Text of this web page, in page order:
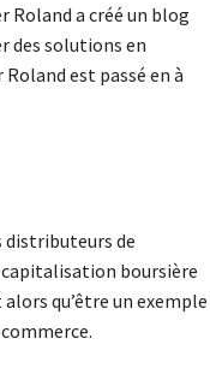
Roland a créé un blog
des solutions en
est passé en à
distributeurs de
boursière
qu’être un exemple